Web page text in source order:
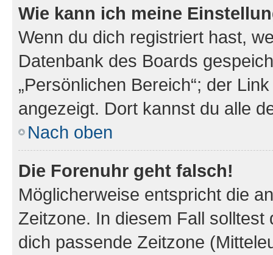
Wie kann ich meine
Wenn du dich registriert hast,
Datenbank des Boards
„Persönlichen Bereich“; der
angezeigt. Dort kannst du alle
Nach oben
Die Forenuhr geht falsch!
Möglicherweise entspricht die
Zeitzone. In diesem Fall solltest
dich passende Zeitzone